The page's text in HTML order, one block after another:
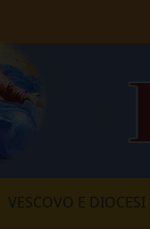
VESCOVO E DIOCESI